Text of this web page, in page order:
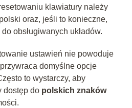
klawiatury należy
oraz, jeśli to konieczne,
obsługiwanych układów.
ustawień nie powoduje
domyślne opcje
to wystarczy, aby
dostęp do polskich znaków